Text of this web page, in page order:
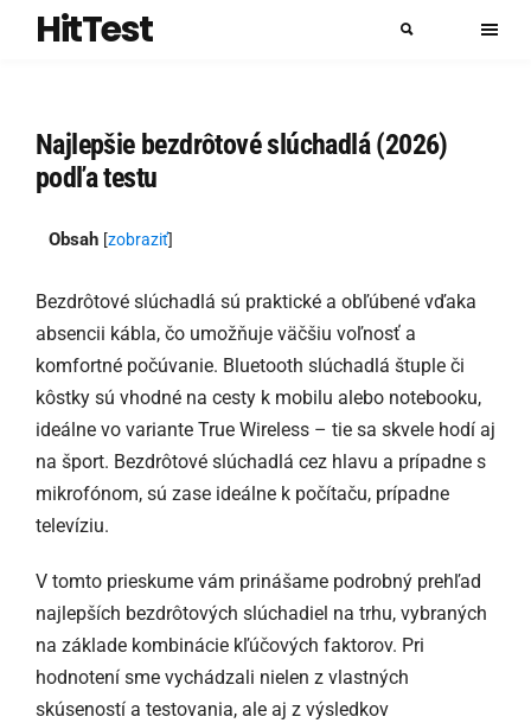
HitTest
Najlepšie bezdrôtové slúchadlá (2026)
podľa testu
Obsah [zobraziť]
Bezdrôtové slúchadlá sú praktické a obľúbené vďaka
absencii kábla, čo umožňuje väčšiu voľnosť a
komfortné počúvanie. Bluetooth slúchadlá štuple či
kôstky sú vhodné na cesty k mobilu alebo notebooku,
ideálne vo variante True Wireless – tie sa skvele hodí aj
na šport. Bezdrôtové slúchadlá cez hlavu a prípadne s
mikrofónom, sú zase ideálne k počítaču, prípadne
televíziu.
V tomto prieskume vám prinášame podrobný prehľad
najlepších bezdrôtových slúchadiel na trhu, vybraných
na základe kombinácie kľúčových faktorov. Pri
hodnotení sme vychádzali nielen z vlastných
skúseností a testovania, ale aj z výsledkov